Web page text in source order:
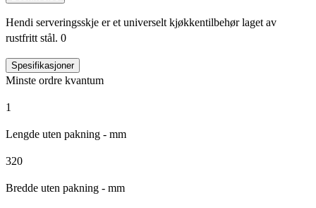
Hendi serveringsskje er et universelt kjøkkentilbehør laget av
rustfritt stål. 0
Spesifikasjoner
Minste ordre kvantum
1
Lengde uten pakning - mm
320
Bredde uten pakning - mm